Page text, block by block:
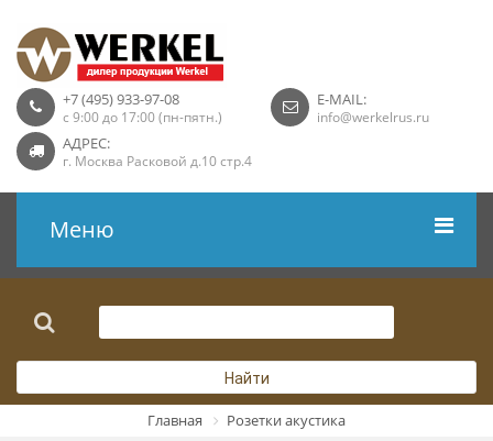
+7 (495) 933-97-08
с 9:00 до 17:00 (пн-пятн.)
E-MAIL:
info@werkelrus.ru
АДРЕС:
г. Москва Расковой д.10 стр.4
Меню
Розетки USB
Найти
Главная Розетки акустика